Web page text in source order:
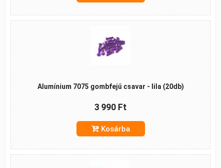
Alumínium 7075 gombfejű csavar - lila (20db)
3 990 Ft
Kosárba